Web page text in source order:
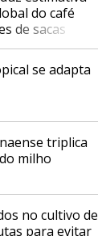
do café
de sacas
se adapta
triplica
milho
no cultivo de
para evitar